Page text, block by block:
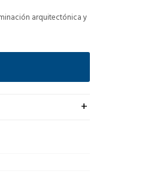
arquitectónica y